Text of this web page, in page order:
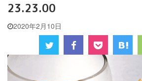
23.23.00
2020年2月10日